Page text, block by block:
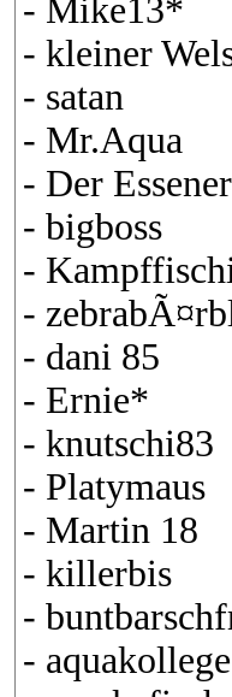
- Mike13*
- kleiner
- satan
- Mr.Aqua
- Der Essener
- bigboss
-
-
- dani 85
- Ernie*
- knutschi83
- Platymaus
- Martin 18
- killerbis
-
- aquakollege